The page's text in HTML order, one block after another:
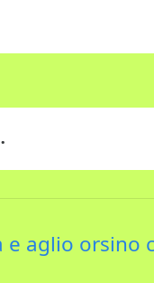
aglio orsino